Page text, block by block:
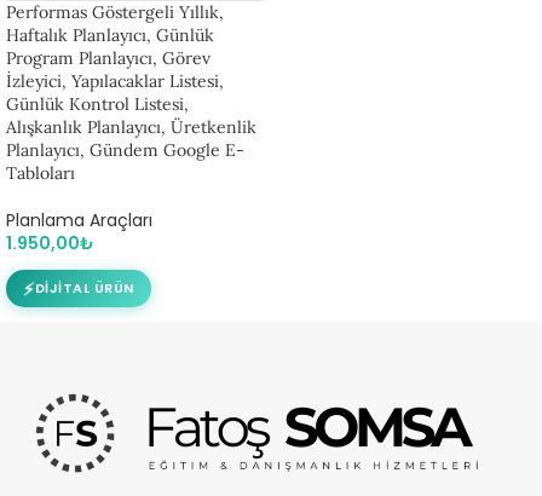
Performas Göstergeli Yıllık,
Haftalık Planlayıcı, Günlük
Program Planlayıcı, Görev
İzleyici, Yapılacaklar Listesi,
Günlük Kontrol Listesi,
Alışkanlık Planlayıcı, Üretkenlik
Planlayıcı, Gündem Google E-
Tabloları
Planlama Araçları
1.950,00₺
⚡DIJITAL ÜRÜN